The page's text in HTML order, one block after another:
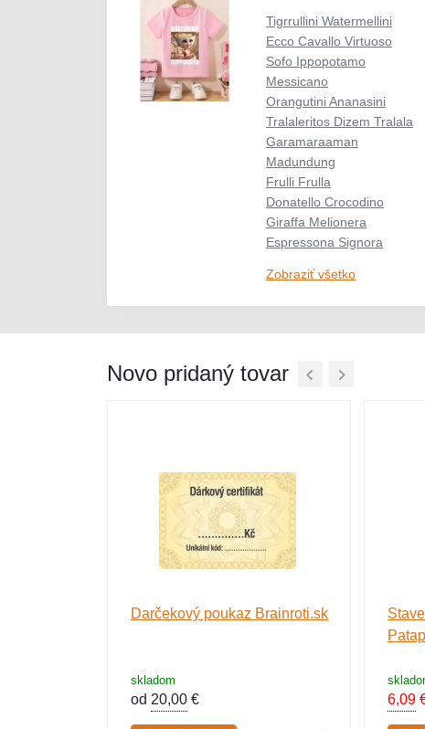
Tigrrullini Watermellini
Ecco Cavallo Virtuoso
Sofo Ippopotamo
Messicano
Orangutini Ananasini
Tralaleritos Dizem Tralala
Garamaraaman
Madundung
Frulli Frulla
Donatello Crocodino
Giraffa Melionera
Espressona Signora
Zobraziť všetko
Novo pridaný tovar
Darčekový poukaz Brainroti.sk
skladom
od 20,00 € 6,09